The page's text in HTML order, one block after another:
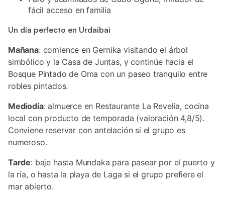
fácil acceso en familia
Un día perfecto en Urdaibai
Mañana: comience en Gernika visitando el árbol
simbólico y la Casa de Juntas, y continúe hacia el
Bosque Pintado de Oma con un paseo tranquilo entre
robles pintados.
Mediodía: almuerce en Restaurante La Revelia, cocina
local con producto de temporada (valoración 4,8/5).
Conviene reservar con antelación si el grupo es
numeroso.
Tarde: baje hasta Mundaka para pasear por el puerto y
la ría, o hasta la playa de Laga si el grupo prefiere el
mar abierto.